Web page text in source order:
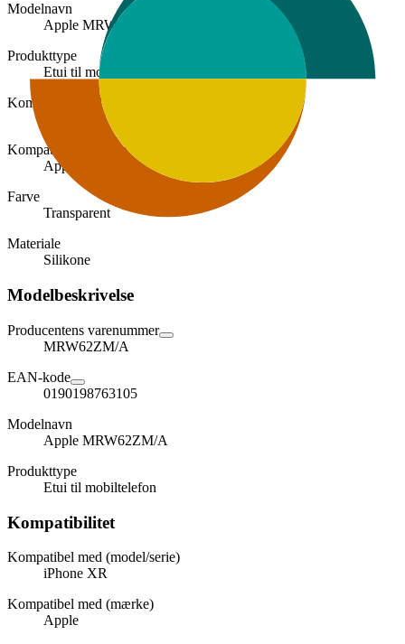
Modelnavn
Apple MRW62ZM/A
Produkttype
Etui til mobiltelefon
Kompatibel med (model/serie)
iPhone XR
Kompatibel med (mærke)
Apple
Farve
Transparent
Materiale
Silikone
Modelbeskrivelse
Producentens varenummer
MRW62ZM/A
EAN-kode
0190198763105
Modelnavn
Apple MRW62ZM/A
Produkttype
Etui til mobiltelefon
Kompatibilitet
Kompatibel med (model/serie)
iPhone XR
Kompatibel med (mærke)
Apple